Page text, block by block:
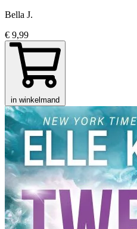
Bella J.
€ 9,99
in winkelmand